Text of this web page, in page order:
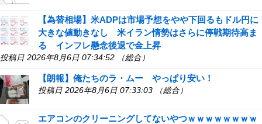
【為替相場】米ADPは市場予想をやや下回るもドル円に
大きな値動きなし 米イラン情勢はさらに停戦期待高ま
る インフレ懸念後退で金上昇
投稿日 2026年8月6日 07:34:52 （総合）
【朗報】俺たちのラ・ムー やっぱり安い！
投稿日 2026年8月6日 07:33:03 （総合）
エアコンのクリーニングしてないやつｗｗｗｗｗｗｗｗ